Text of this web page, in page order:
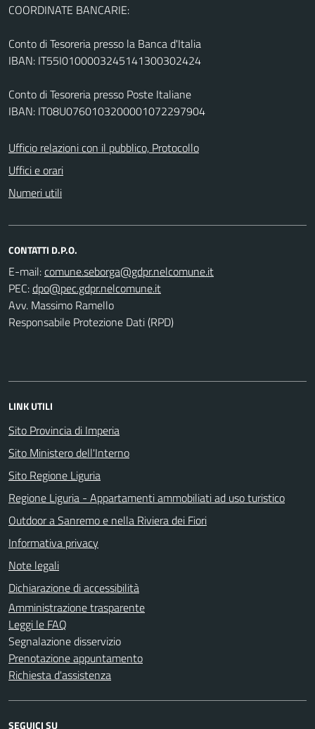
COORDINATE BANCARIE:
Conto di Tesoreria presso la Banca d'Italia
IBAN: IT55I0100003245141300302424
Conto di Tesoreria presso Poste Italiane
IBAN: IT08U0760103200001072297904
Ufficio relazioni con il pubblico, Protocollo
Uffici e orari
Numeri utili
CONTATTI D.P.O.
E-mail:
PEC:
Avv. Massimo Ramello
Responsabile Protezione Dati (RPD)
LINK UTILI
Sito Provincia di Imperia
Sito Ministero dell'Interno
Sito Regione Liguria
Regione Liguria - Appartamenti ammobiliati ad uso turistico
Outdoor a Sanremo e nella Riviera dei Fiori
Informativa privacy
Note legali
Dichiarazione di accessibilità
Amministrazione trasparente
Leggi le FAQ
Segnalazione disservizio
Prenotazione appuntamento
Richiesta d'assistenza
SEGUICI SU